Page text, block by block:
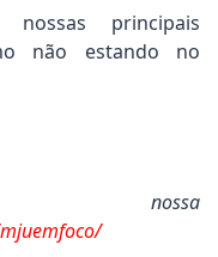
principais
não estando no